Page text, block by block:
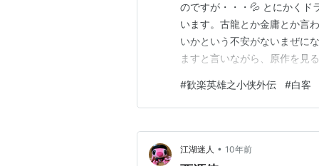
のですが・・・💦 とにかくド
います。古龍とか金庸とか言
いかという不安がないまぜに
ますと言いながら、原作を見
化版という現地の視聴者の声
のですが・・・ま、それで正
#歓楽英雄之小侠外伝 #白客
江湖迷人 • 10年前